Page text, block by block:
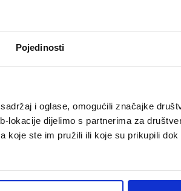
Pojedinosti
i oglase, omogućili značajke
lokacije dijelimo s partnerima za
koje ste im pružili ili koje su prikupili